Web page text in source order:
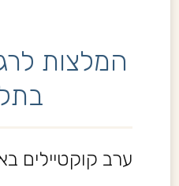
המלצות
ערב קוקטיילים